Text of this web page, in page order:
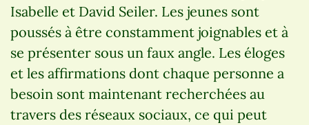
Isabelle et David Seiler. Les jeunes sont
poussés à être constamment joignables et à
se présenter sous un faux angle. Les éloges
et les affirmations dont chaque personne a
besoin sont maintenant recherchées au
travers des réseaux sociaux, ce qui peut